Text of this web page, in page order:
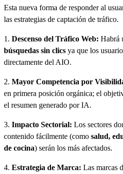
Esta nueva forma de responder al
las estrategias de captación de tráfico.
1. Descenso del Tráfico Web: Habrá
búsquedas sin clics ya que los
directamente del AIO.
2. Mayor Competencia por
en primera posición orgánica; el
el resumen generado por IA.
3. Impacto Sectorial: Los sectores
contenido fácilmente (como salud,
de cocina) serán los más afectados.
4. Estrategia de Marca: Las marcas